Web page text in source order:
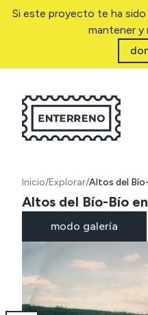
Si este proyecto te ha sido
mantener y
Inicio/Explorar/Altos del
Altos del Bío-Bío
modo galería